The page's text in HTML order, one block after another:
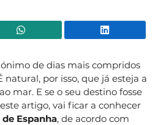
WhatsApp
de dias mais compridos
por isso, que já esteja a
mar. E se o seu destino fosse
artigo, vai ficar a conhecer
Espanha, de acordo com